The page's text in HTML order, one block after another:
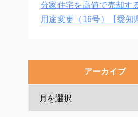
分家住宅を高値で売却す
用途変更（16号）【愛知
アーカイブ